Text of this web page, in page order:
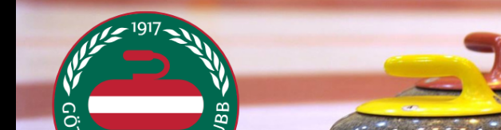
Hoppa till innehåll